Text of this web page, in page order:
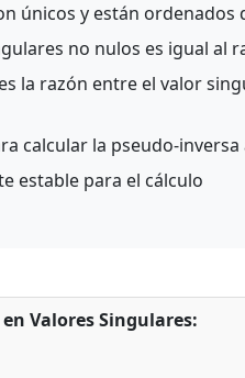
únicos y están ordenados
no nulos es igual al
la razón entre el valor
calcular la pseudo-inversa
estable para el cálculo
Valores Singulares: